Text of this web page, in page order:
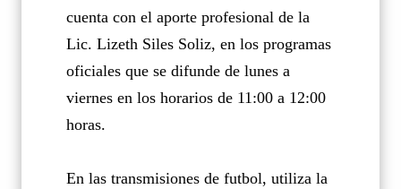
cuenta con el aporte profesional de la
Lic. Lizeth Siles Soliz, en los programas
oficiales que se difunde de lunes a
viernes en los horarios de 11:00 a 12:00
horas.
En las transmisiones de futbol, utiliza la